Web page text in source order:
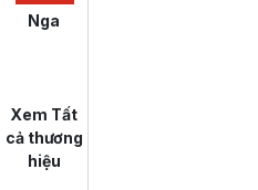
Nga
Xem Tất
cả thương
hiệu